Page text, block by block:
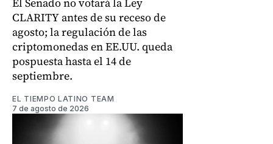
CLARITY antes de su receso de
agosto; la regulación de las
criptomonedas en EE.UU. queda
pospuesta hasta el 14 de
septiembre.
EL TIEMPO LATINO TEAM
7 de agosto de 2026